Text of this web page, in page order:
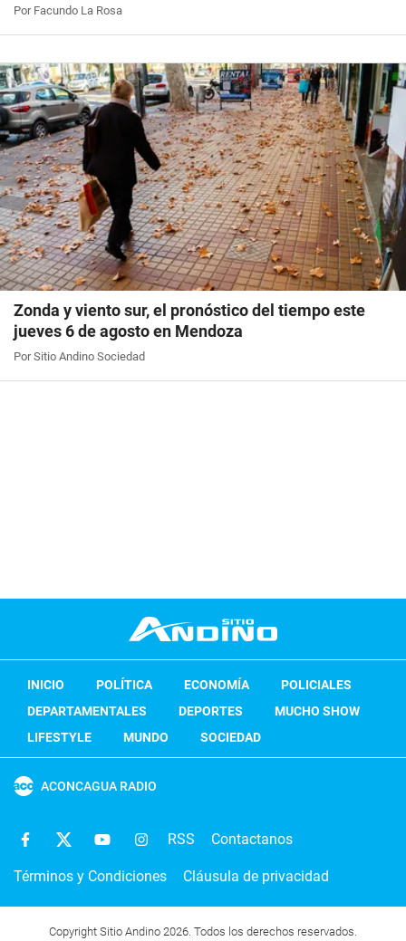
Por Facundo La Rosa
Zonda y viento sur, el pronóstico del tiempo este
jueves 6 de agosto en Mendoza
Por Sitio Andino Sociedad
INICIO POLÍTICA ECONOMÍA
POLICIALES
DEPARTAMENTALES
DEPORTES
MUCHO SHOW
LIFESTYLE
MUNDO SOCIEDAD
ACONCAGUA RADIO
RSS Contactanos
Términos y Condiciones Cláusula de privacidad
Copyright Sitio Andino 2026. Todos los derechos reservados.